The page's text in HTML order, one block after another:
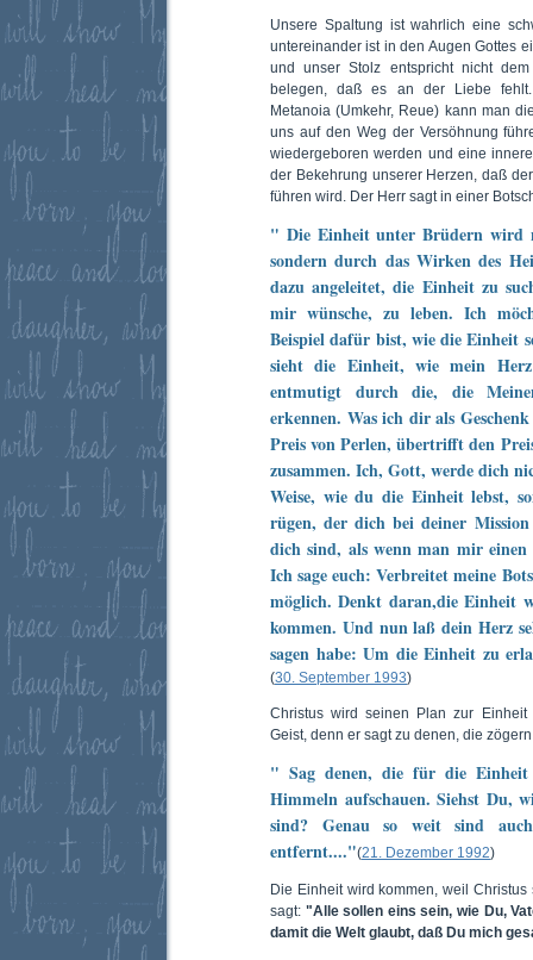
Unsere Spaltung ist wahrlich eine
untereinander ist in den Augen Gottes
und unser Stolz entspricht nicht
belegen, daß es an der Liebe
Metanoia (Umkehr, Reue) kann man
uns auf den Weg der Versöhnung
wiedergeboren werden und eine
der Bekehrung unserer Herzen, daß
führen wird. Der Herr sagt in einer
" Die Einheit unter Brüdern wird
sondern durch das Wirken des
dazu angeleitet, die Einheit zu
mir wünsche, zu leben. Ich
Beispiel dafür bist, wie die Einheit
sieht die Einheit, wie mein
entmutigt durch die, die
erkennen. Was ich dir als
Preis von Perlen, übertrifft den
zusammen. Ich, Gott, werde dich
Weise, wie du die Einheit lebst,
rügen, der dich bei deiner
dich sind, als wenn man mir
Ich sage euch: Verbreitet meine
möglich. Denkt daran,die Einheit
kommen. Und nun laß dein Herz
sagen habe: Um die Einheit zu
(30. September 1993)
Christus wird seinen Plan zur
Geist, denn er sagt zu denen, die
" Sag denen, die für die Einheit
Himmeln aufschauen. Siehst Du,
sind? Genau so weit sind
entfernt...."(21. Dezember 1992)
Die Einheit wird kommen, weil
sagt: "Alle sollen eins sein, wie Du,
damit die Welt glaubt, daß Du mich